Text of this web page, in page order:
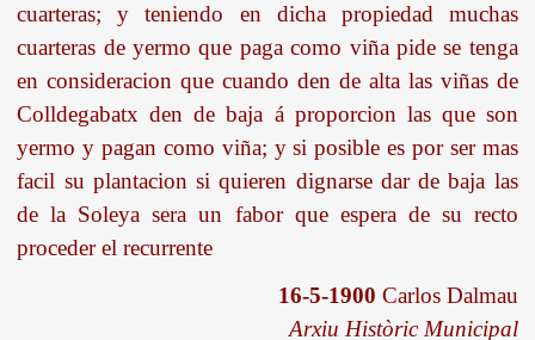
cuarteras; y teniendo en dicha propiedad muchas
cuarteras de yermo que paga como viña pide se tenga
en consideracion que cuando den de alta las viñas de
Colldegabatx den de baja á proporcion las que son
yermo y pagan como viña; y si posible es por ser mas
facil su plantacion si quieren dignarse dar de baja las
de la Soleya sera un fabor que espera de su recto
proceder el recurrente
16-5-1900 Carlos Dalmau
Arxiu Històric Municipal